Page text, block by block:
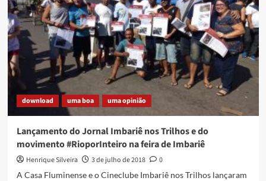
download uma boa uma opinião
Lançamento do Jornal Imbariê nos Trilhos e do
movimento #RioporInteiro na feira de Imbariê
Henrique Silveira 3 de julho de 2018
0
A Casa Fluminense e o Cineclube Imbariê nos Trilhos lançaram